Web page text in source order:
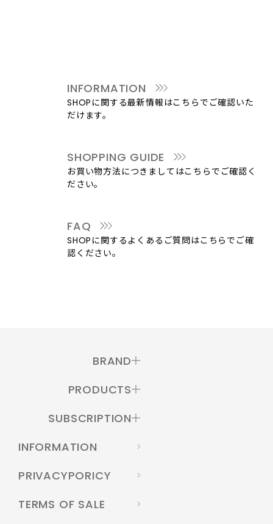
INFORMATION
SHOPに関する最新情報はこちらでご確認いた
だけます。
SHOPPING GUIDE
お買い物方法につきましてはこちらでご確認く
ださい。
FAQ
SHOPに関するよくあるご質問はこちらでご確
認ください。
BRAND
PRODUCTS
SUBSCRIPTION
INFORMATION
PRIVACYPORICY
TERMS OF SALE